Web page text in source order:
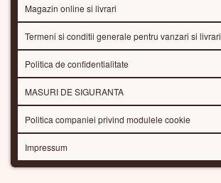
Magazin online si livrari
Termeni si conditii generale pentru vanzari si livrari
Politica de confidentialitate
MASURI DE SIGURANTA
Politica companiei privind modulele cookie
Impressum